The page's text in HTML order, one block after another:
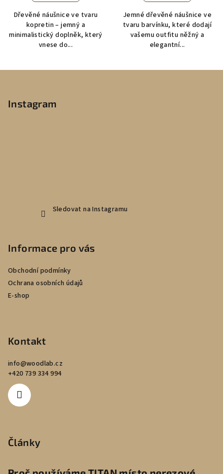
Dřevěné náušnice ve tvaru
kopretin – jemný a
minimalistický doplněk, který
vnese do...
Jemné dřevěné náušnice ve
tvaru barvínku, které dodají
vašemu outfitu něžný a
elegantní...
Instagram
Sledovat na Instagramu
Informace pro vás
Obchodní podmínky
Ochrana osobních údajů
E-shop
Kontakt
info@woodlab.cz
+420 739 334 994
Články